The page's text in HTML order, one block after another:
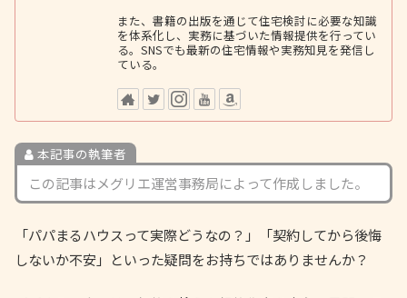
また、書籍の出版を通じて住宅検討に必要な知識
を体系化し、実務に基づいた情報提供を行ってい
る。SNSでも最新の住宅情報や実務知見を発信し
ている。
本記事の執筆者
この記事はメグリエ運営事務局によって作成しました。
「パパまるハウスって実際どうなの？」「契約してから後悔
しないか不安」といった疑問をお持ちではありませんか？